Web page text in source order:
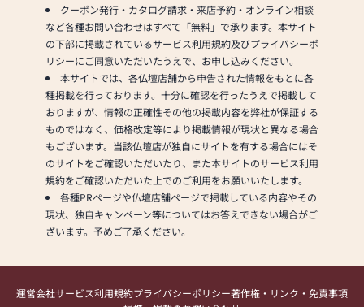
クーポン発行・カタログ請求・来店予約・オンライン相談
など各種お問い合わせはすべて「無料」で承ります。本サイト
の下部に掲載されているサービス利用規約及びプライバシーポ
リシーにご同意いただいたうえで、お申し込みください。
本サイトでは、各仏壇店舗から申告された情報をもとに各
種掲載を行っております。十分に確認を行ったうえで掲載して
おりますが、情報の正確性その他の掲載内容を弊社が保証する
ものではなく、価格改定等により掲載情報が現状と異なる場合
もございます。当該仏壇店が独自にサイトを有する場合にはそ
のサイトをご確認いただいたり、また本サイトのサービス利用
規約をご確認いただいた上でのご利用をお願いいたします。
各種PRページや仏壇店舗ページで掲載している内容やその
現状、独自キャンペーン等についてはお答えできない場合がご
ざいます。予めご了承ください。
運営会社サービス利用規約プライバシーポリシー著作権・リンク・免責事項